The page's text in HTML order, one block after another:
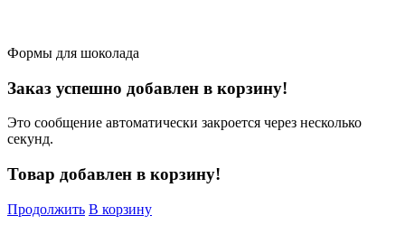
Формы для шоколада
Заказ успешно добавлен в корзину!
Это сообщение автоматически закроется через несколько
секунд.
Товар добавлен в корзину!
Продолжить В корзину